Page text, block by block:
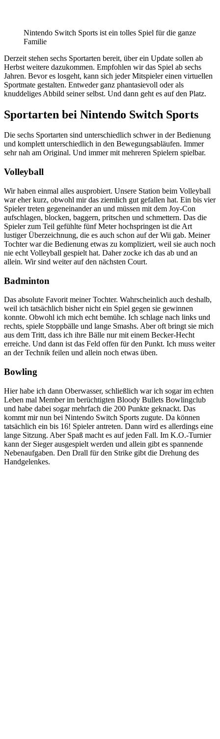
Nintendo Switch Sports ist ein tolles Spiel für die ganze
Familie
Derzeit stehen sechs Sportarten bereit, über ein Update sollen ab
Herbst weitere dazukommen. Empfohlen wir das Spiel ab sechs
Jahren. Bevor es losgeht, kann sich jeder Mitspieler einen virtuellen
Sportmate gestalten. Entweder ganz phantasievoll oder als
knuddeliges Abbild seiner selbst. Und dann geht es auf den Platz.
Sportarten bei Nintendo Switch Sports
Die sechs Sportarten sind unterschiedlich schwer in der Bedienung
und komplett unterschiedlich in den Bewegungsabläufen. Immer
sehr nah am Original. Und immer mit mehreren Spielern spielbar.
Volleyball
Wir haben einmal alles ausprobiert. Unsere Station beim Volleyball
war eher kurz, obwohl mir das ziemlich gut gefallen hat. Ein bis vier
Spieler treten gegeneinander an und müssen mit dem Joy-Con
aufschlagen, blocken, baggern, pritschen und schmettern. Das die
Spieler zum Teil gefühlte fünf Meter hochspringen ist die Art
lustiger Überzeichnung, die es auch schon auf der Wii gab. Meiner
Tochter war die Bedienung etwas zu kompliziert, weil sie auch noch
nie echt Volleyball gespielt hat. Daher zocke ich das ab und an
allein. Wir sind weiter auf den nächsten Court.
Badminton
Das absolute Favorit meiner Tochter. Wahrscheinlich auch deshalb,
weil ich tatsächlich bisher nicht ein Spiel gegen sie gewinnen
konnte. Obwohl ich mich echt bemühe. Ich schlage nach links und
rechts, spiele Stoppbälle und lange Smashs. Aber oft bringt sie mich
aus dem Tritt, dass ich ihre Bälle nur mit einem Becker-Hecht
erreiche. Und dann ist das Feld offen für den Punkt. Ich muss weiter
an der Technik feilen und allein noch etwas üben.
Bowling
Hier habe ich dann Oberwasser, schließlich war ich sogar im echten
Leben mal Member im berüchtigten Bloody Bullets Bowlingclub
und habe dabei sogar mehrfach die 200 Punkte geknackt. Das
kommt mir nun bei Nintendo Switch Sports zugute. Da können
tatsächlich ein bis 16! Spieler antreten. Dann wird es allerdings eine
lange Sitzung. Aber Spaß macht es auf jeden Fall. Im K.O.-Turnier
kann der Sieger ausgespielt werden und allein gibt es spannende
Nebenaufgaben. Den Drall für den Strike gibt die Drehung des
Handgelenkes.